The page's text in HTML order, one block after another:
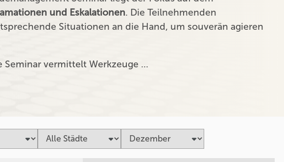
und Eskalationen. Die Teilnehmenden
Situationen an die Hand, um souverän agieren
Seminar vermittelt Werkzeuge …